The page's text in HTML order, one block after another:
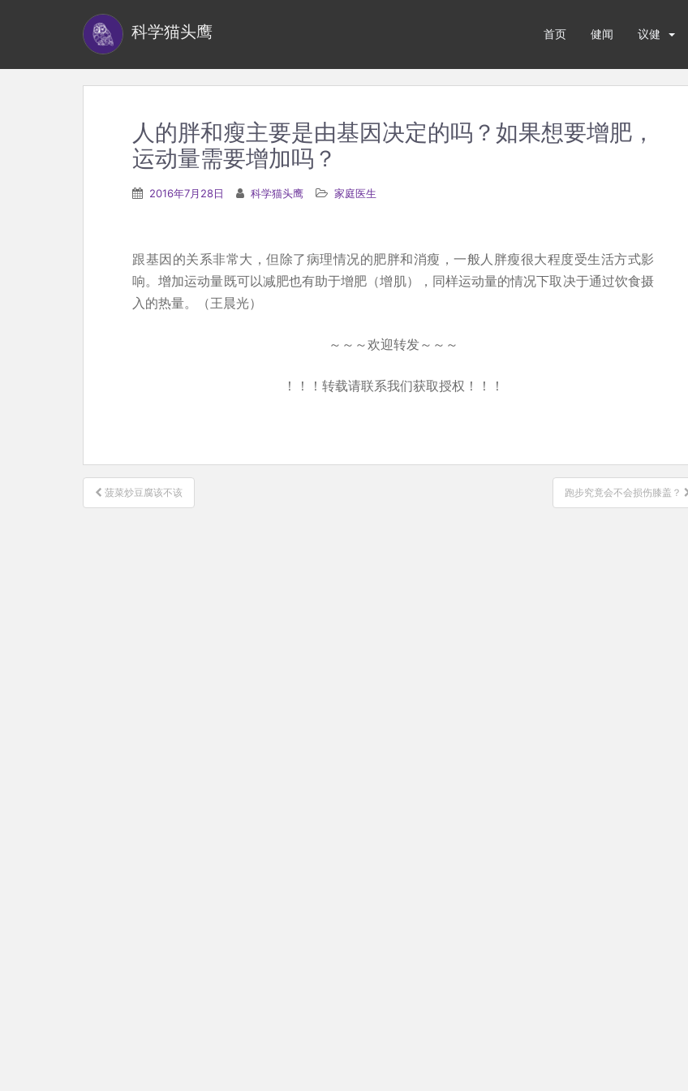
科学猫头鹰 首页 健闻 议健
人的胖和瘦主要是由基因决定的吗？如果想要增肥，
运动量需要增加吗？
2016年7月28日 科学猫头鹰 家庭医生
跟基因的关系非常大，但除了病理情况的肥胖和消瘦，一般人胖瘦很大程度受生活方式影
响。增加运动量既可以减肥也有助于增肥（增肌），同样运动量的情况下取决于通过饮食摄
入的热量。（王晨光）
～～～欢迎转发～～～
！！！转载请联系我们获取授权！！！
文
章
菠菜炒豆腐该不该 跑步究竟会不会损伤膝盖？